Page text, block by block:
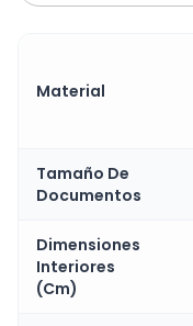
Material
Tamaño De
Documentos
Dimensiones
Interiores
(Cm)